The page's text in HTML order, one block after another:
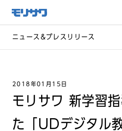
メ
ニュー
飛ばし
へ移動
ニュース&プレスリリース
2018年01月15日
モリサワ 新学習
た「UDデジタル